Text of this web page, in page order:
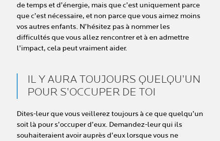
de temps et d’énergie, mais que c’est uniquement parce
que c’est nécessaire, et non parce que vous aimez moins
vos autres enfants. N’hésitez pas à nommer les
difficultés que vous allez rencontrer et à en admettre
l’impact, cela peut vraiment aider.
IL Y AURA TOUJOURS QUELQU’UN
POUR S’OCCUPER DE TOI
Dites-leur que vous veillerez toujours à ce que quelqu’un
soit là pour s’occuper d’eux. Demandez-leur qui ils
souhaiteraient avoir auprès d’eux lorsque vous ne